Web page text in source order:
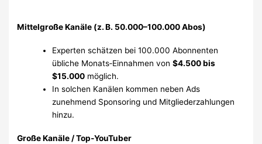
Mittelgroße Kanäle (z. B. 50.000–100.000 Abos)
Experten schätzen bei 100.000 Abonnenten
übliche Monats‑Einnahmen von$4.500 bis
$15.000 möglich.
In solchen Kanälen kommen neben Ads
zunehmend Sponsoring und Mitgliederzahlungen
hinzu.
Große Kanäle / Top‑YouTuber